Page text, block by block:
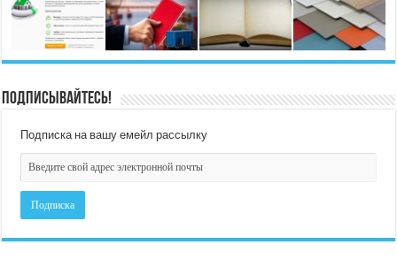
Подписывайтесь!
Подписка на вашу емейл рассылку